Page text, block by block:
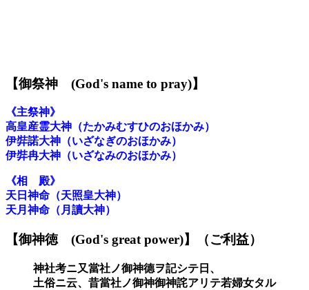
【御祭神 (God's name to pray)】
《主祭神》
高皇産霊大神 （たかみむすひのおほかみ）
伊弉諾大神 （いざなぎのおほかみ）
伊弉冉大神 （いざなみのおほかみ）
《相 殿》
天日神命（天照皇大神）
天月神命（月讀大神）
【御神徳 (God's great power)】 （ご利益）
神社考ニ又當社ノ御神德ヲ記シテ日、
土俗ニ云、昔當社ノ御神御神詫アリテ若婦女タル